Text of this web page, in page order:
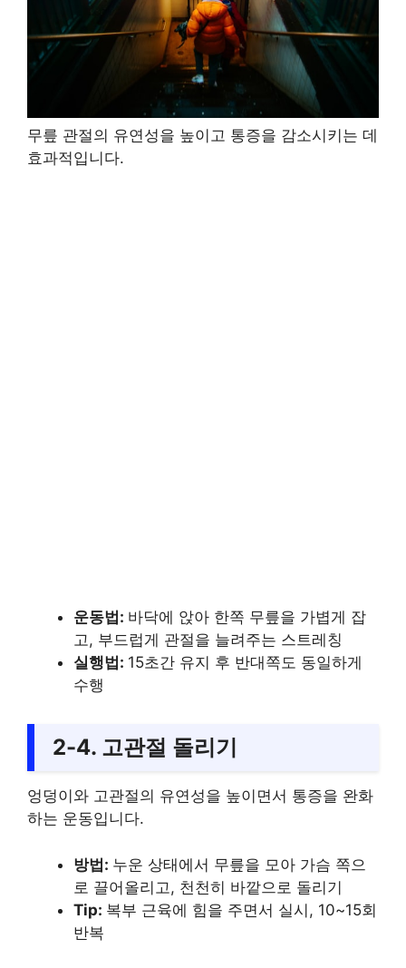
무릎 관절의 유연성을 높이고 통증을 감소시키는 데
효과적입니다.
운동법: 바닥에 앉아 한쪽 무릎을 가볍게 잡
고, 부드럽게 관절을 늘려주는 스트레칭
실행법: 15초간 유지 후 반대쪽도 동일하게
수행
2-4. 고관절 돌리기
엉덩이와 고관절의 유연성을 높이면서 통증을 완화
하는 운동입니다.
방법: 누운 상태에서 무릎을 모아 가슴 쪽으
로 끌어올리고, 천천히 바깥으로 돌리기
Tip: 복부 근육에 힘을 주면서 실시, 10~15회
반복